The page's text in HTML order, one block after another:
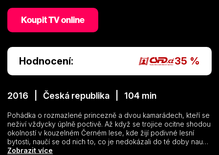
Koupit TV online
Hodnocení: 35 %
2016 | Česká republika | 104 min
Pohádka o rozmazlené princezně a dvou kamarádech, kteří se
neživí vždycky úplně poctivě. Až když se trojice ocitne shodou
okolností v kouzelném Černém lese, kde žijí podivné lesní
bytosti, naučí se od nich to, co je nedokázali do té doby naučit
sami lidé – že tak, jak se chováme k ostatním, tak se pak oni
Zobrazit více